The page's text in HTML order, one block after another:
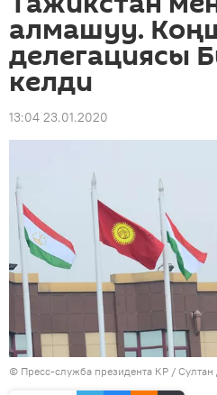
алмашуу.
делегациясы
келди
13:04 23.01.2020
© Пресс-служба президента КР / Султан